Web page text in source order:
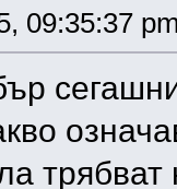
09:35:37
трябват